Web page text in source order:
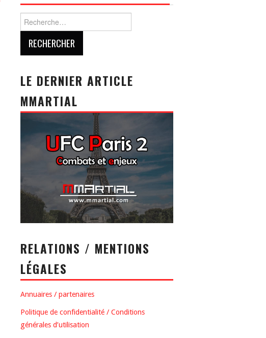
LE DERNIER ARTICLE
MMARTIAL
RELATIONS / MENTIONS
LÉGALES
Annuaires / partenaires
Politique de confidentialité / Conditions
générales d’utilisation